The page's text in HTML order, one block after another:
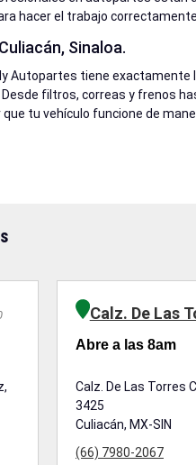
hacer el trabajo correctamente.
Sinaloa.
Autopartes tiene
filtros, correas y frenos
tu vehículo funcione de
Calz. De Las
Abre a las 8am
Calz. De Las Torres
3425
Culiacán, MX-SIN
(66) 7980-2067